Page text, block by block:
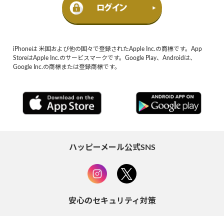
iPhoneは 米国および他の国々で登録されたApple Inc.の商標です。App
StoreはApple Inc.のサービスマークです。Google Play、Androidは、
Google Inc.の商標または登録商標です。
ハッピーメール公式SNS
安心のセキュリティ対策